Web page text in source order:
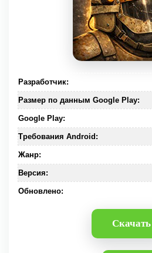
Разработчик:
Размер по данным Google Play:
Google Play:
Требования Android:
Жанр:
Версия:
Обновлено:
Скачать